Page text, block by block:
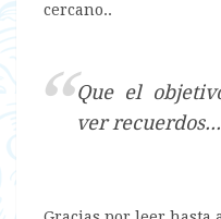
cercano..
Que el
ver